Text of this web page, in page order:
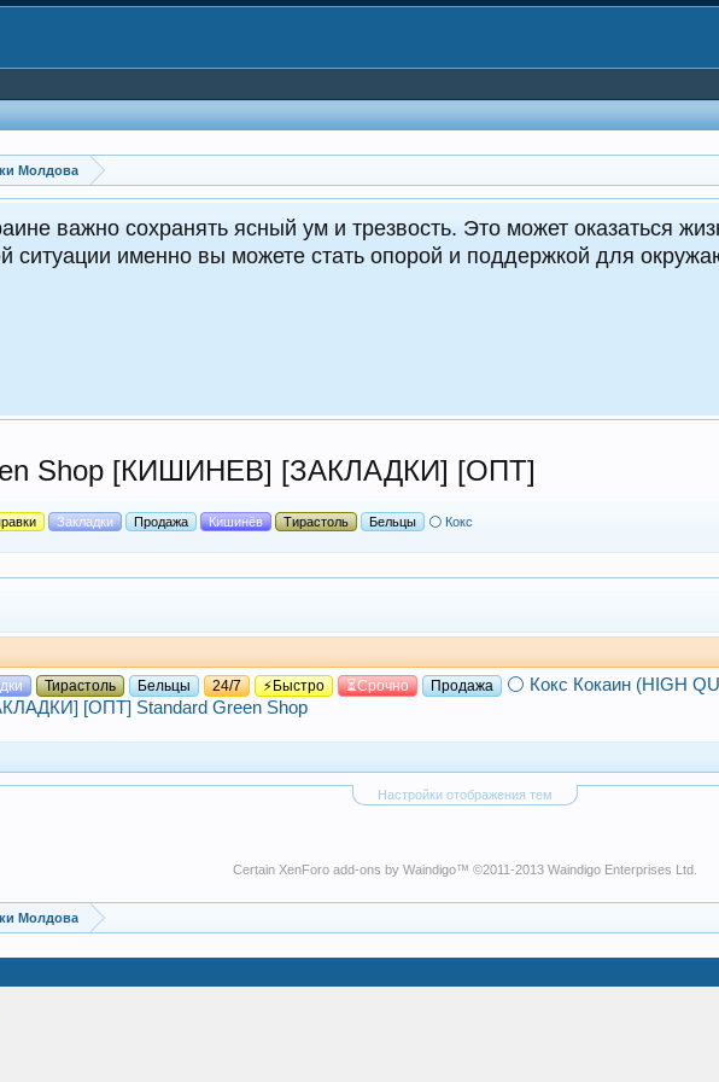
Молдова
Shop [КИШИНЕВ] [ЗАКЛАДКИ] [ОПТ]
Закладки Продажа Кишинёв Тирастоль Бельцы ⚪ Кокс
Тирастоль Бельцы 24/7 ⚡Быстро ⏳Срочно Продажа ⚪ Кокс Кокаин (HIGH
[ОПТ] Standard Green Shop
Настройки отображения тем
Certain XenForo add-ons by Waindigo™ ©2011-2013 Waindigo Enterprises Ltd.
Молдова